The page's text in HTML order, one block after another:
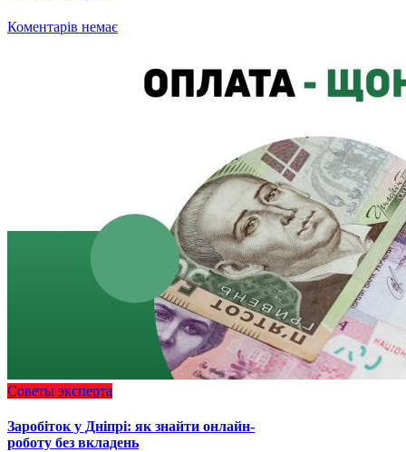
Коментарів немає
Советы эксперта
Заробіток у Дніпрі: як знайти онлайн-
роботу без вкладень